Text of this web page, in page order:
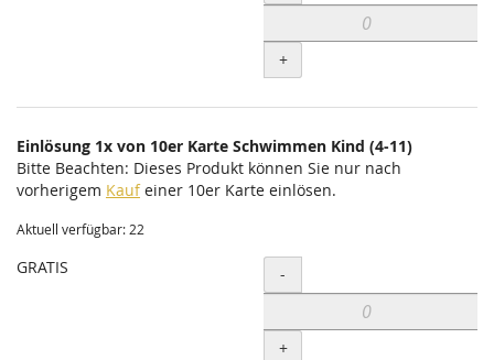
+
Einlösung 1x von 10er Karte Schwimmen Kind (4-11)
Bitte Beachten: Dieses Produkt können Sie nur nach
vorherigem Kaufeiner 10er Karte einlösen.
Aktuell verfügbar: 22
GRATIS Menge
-
+